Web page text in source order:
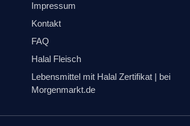
Impressum
Kontakt
FAQ
Halal Fleisch
Lebensmittel mit Halal Zertifikat | bei
Morgenmarkt.de